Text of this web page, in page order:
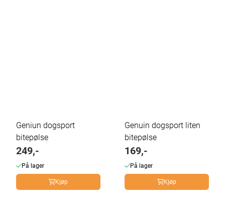
Geniun dogsport
bitepølse
249,-
På lager
Kjøp
Genuin dogsport liten
bitepølse
169,-
På lager
Kjøp